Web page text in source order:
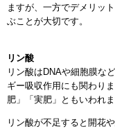
ますが、一方でデメリッ
ぶことが大切です。
リン酸
リン酸はDNAや細胞膜な
ギー吸収作用にも関わり
肥」「実肥」ともいわれま
リン酸が不足すると開花